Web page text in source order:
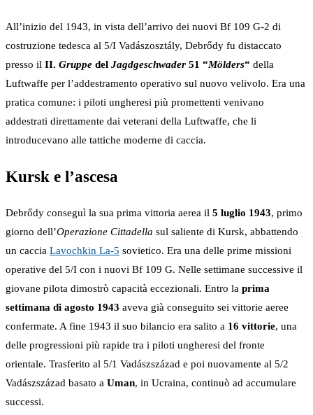
All’inizio del 1943, in vista dell’arrivo dei nuovi Bf 109 G-2 di
costruzione tedesca al 5/I Vadászosztály, Debrődy fu distaccato
presso il II. Gruppe del Jagdgeschwader 51 “Mölders“ della
Luftwaffe per l’addestramento operativo sul nuovo velivolo. Era una
pratica comune: i piloti ungheresi più promettenti venivano
addestrati direttamente dai veterani della Luftwaffe, che li
introducevano alle tattiche moderne di caccia.
Kursk e l’ascesa
Debrődy conseguì la sua prima vittoria aerea il 5 luglio 1943, primo
giorno dell’Operazione Cittadella sul saliente di Kursk, abbattendo
un caccia Lavochkin La-5 sovietico. Era una delle prime missioni
operative del 5/I con i nuovi Bf 109 G. Nelle settimane successive il
giovane pilota dimostrò capacità eccezionali. Entro la prima
settimana di agosto 1943 aveva già conseguito sei vittorie aeree
confermate. A fine 1943 il suo bilancio era salito a 16 vittorie, una
delle progressioni più rapide tra i piloti ungheresi del fronte
orientale. Trasferito al 5/1 Vadászszázad e poi nuovamente al 5/2
Vadászszázad basato a Uman, in Ucraina, continuò ad accumulare
successi.